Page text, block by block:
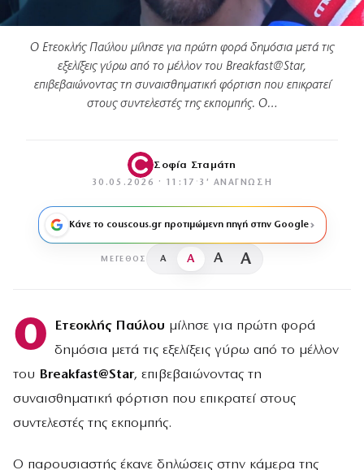
Ο Ετεοκλής Παύλου μίλησε για πρώτη φορά δημόσια μετά τις
εξελίξεις γύρω από το μέλλον του Breakfast@Star,
επιβεβαιώνοντας τη συναισθηματική φόρτιση που επικρατεί
στους συντελεστές της εκπομπής. Ο…
Σοφία Σταμάτη
30.05.2026 · 11:17 · 3′ ΑΝΆΓΝΩΣΗ
Κάνε το couscous.gr προτιμώμενη πηγή στην Google
ΜΈΓΕΘΟΣ A A A A
Ο Ετεοκλής Παύλου μίλησε για πρώτη φορά
δημόσια μετά τις εξελίξεις γύρω από το μέλλον
του Breakfast@Star, επιβεβαιώνοντας τη
συναισθηματική φόρτιση που επικρατεί στους
συντελεστές της εκπομπής.
Ο παρουσιαστής έκανε δηλώσεις στην κάμερα της